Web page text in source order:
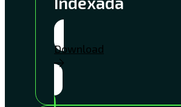
Download